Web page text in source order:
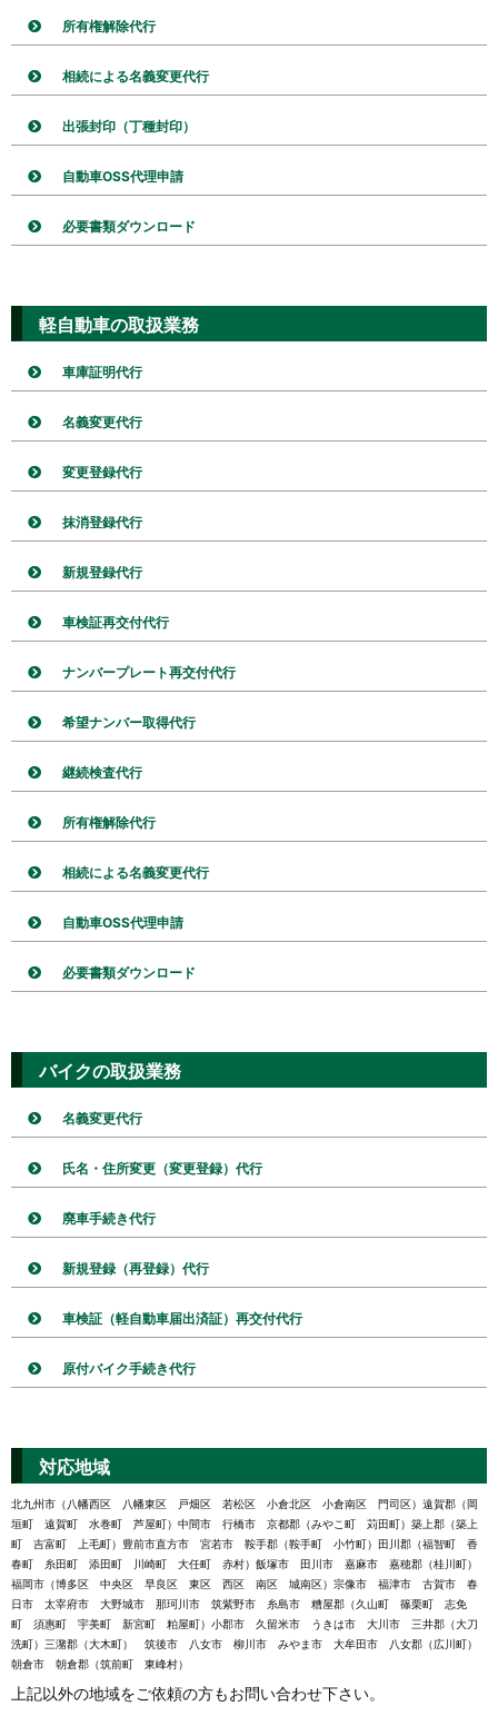
所有権解除代行
相続による名義変更代行
出張封印（丁種封印）
自動車OSS代理申請
必要書類ダウンロード
軽自動車の取扱業務
車庫証明代行
名義変更代行
変更登録代行
抹消登録代行
新規登録代行
車検証再交付代行
ナンバープレート再交付代行
希望ナンバー取得代行
継続検査代行
所有権解除代行
相続による名義変更代行
自動車OSS代理申請
必要書類ダウンロード
バイクの取扱業務
名義変更代行
氏名・住所変更（変更登録）代行
廃車手続き代行
新規登録（再登録）代行
車検証（軽自動車届出済証）再交付代行
原付バイク手続き代行
対応地域
北九州市（八幡西区 八幡東区 戸畑区 若松区 小倉北区 小倉南区 門司区）遠賀郡（岡
垣町 遠賀町 水巻町 芦屋町）中間市 行橋市 京都郡（みやこ町 苅田町）築上郡（築上
町 吉富町 上毛町）豊前市直方市 宮若市 鞍手郡（鞍手町 小竹町）田川郡（福智町 香
春町 糸田町 添田町 川崎町 大任町 赤村）飯塚市 田川市 嘉麻市 嘉穂郡（桂川町）
福岡市（博多区 中央区 早良区 東区 西区 南区 城南区）宗像市 福津市 古賀市 春
日市 太宰府市 大野城市 那珂川市 筑紫野市 糸島市 糟屋郡（久山町 篠栗町 志免
町 須惠町 宇美町 新宮町 粕屋町）小郡市 久留米市 うきは市 大川市 三井郡（大刀
洗町）三潴郡（大木町） 筑後市 八女市 柳川市 みやま市 大牟田市 八女郡（広川町）
朝倉市 朝倉郡（筑前町 東峰村）
上記以外の地域をご依頼の方もお問い合わせ下さい。